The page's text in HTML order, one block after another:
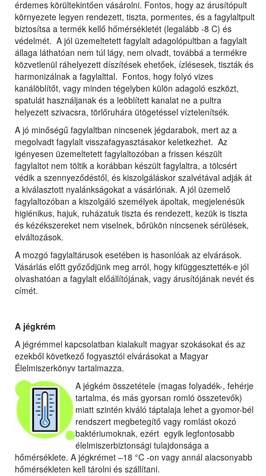
érdemes körültekintően vásárolni. Fontos, hogy az árusítópult
környezete legyen rendezett, tiszta, pormentes, és a fagylaltpult
biztosítsa a termék kellő hőmérsékletét (legalább -8 C) és
védelmét. A jól üzemeltetett fagylalt adagolópultban a fagylalt
állaga láthatóan nem túl lágy, nem olvadt, továbbá a termékre
közvetlenül ráhelyezett díszítések ehetőek, ízlésesek, tiszták és
harmonizálnak a fagylalttal. Fontos, hogy folyó vizes
kanálöblítőt, vagy minden tégelyben külön adagoló eszközt,
spatulát használjanak és a leöblített kanalat ne a pultra
helyezett szivacsra, törlőruhára ütögetéssel víztelenítsék.
A jó minőségű fagylaltban nincsenek jégdarabok, mert az a
megolvadt fagylalt visszafagyasztásakor keletkezhet. Az
igényesen üzemeltetett fagylaltozóban a frissen készült
fagylaltot nem töltik a korábban készült fagylaltra, a tölcsért
védik a szennyeződéstől, és kiszolgáláskor szalvétával adják át
a kiválasztott nyalánkságokat a vásárlónak. A jól üzemelő
fagylaltozóban a kiszolgáló személyek ápoltak, megjelenésük
higiénikus, hajuk, ruházatuk tiszta és rendezett, kezük is tiszta
és kézékszereket nem viselnek, bőrükön nincsenek sérülések,
elváltozások.
A mozgó fagylaltárusok esetében is hasonlóak az elvárások.
Vásárlás előtt győződjünk meg arról, hogy kifüggesztették-e jól
olvashatóan a fagylalt előállítójának, vagy árusítójának nevét és
címét.
A jégkrém
A jégrémmel kapcsolatban kialakult magyar szokásokat és az
ezekből következő fogyasztói elvárásokat a Magyar
Élelmiszerkönyv tartalmazza.
A jégkém összetétele (magas folyadék-, fehérje
tartalma, és más gyorsan romló összetevők)
miatt szintén kiváló táptalaja lehet a gyomor-bél
rendszert megbetegítő vagy romlást okozó
baktériumoknak, ezért egyik legfontosabb
élelmiszerbiztonsági tulajdonsága a
hőmérséklete. A jégkrémet –18 °C -on vagy annál alacsonyabb
hőmérsékleten kell tárolni és szállítani.